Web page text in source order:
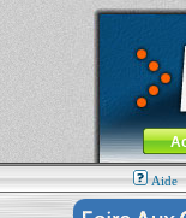
MacBook-fr.com :
Aller au
Menu
Aide